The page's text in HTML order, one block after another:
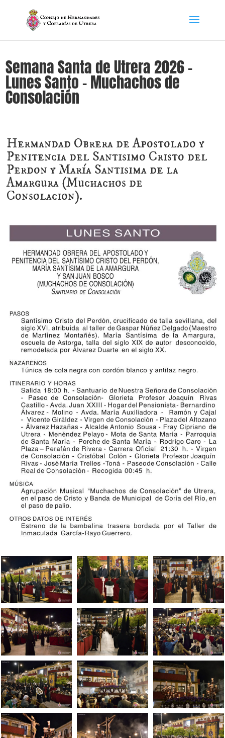
Semana Santa de Utrera 2026 –
Lunes Santo – Muchachos de
Consolación
Hermandad Obrera de Apostolado y
Penitencia del Santisimo Cristo del
Perdon y María Santisima de la
Amargura (Muchachos de
Consolacion).